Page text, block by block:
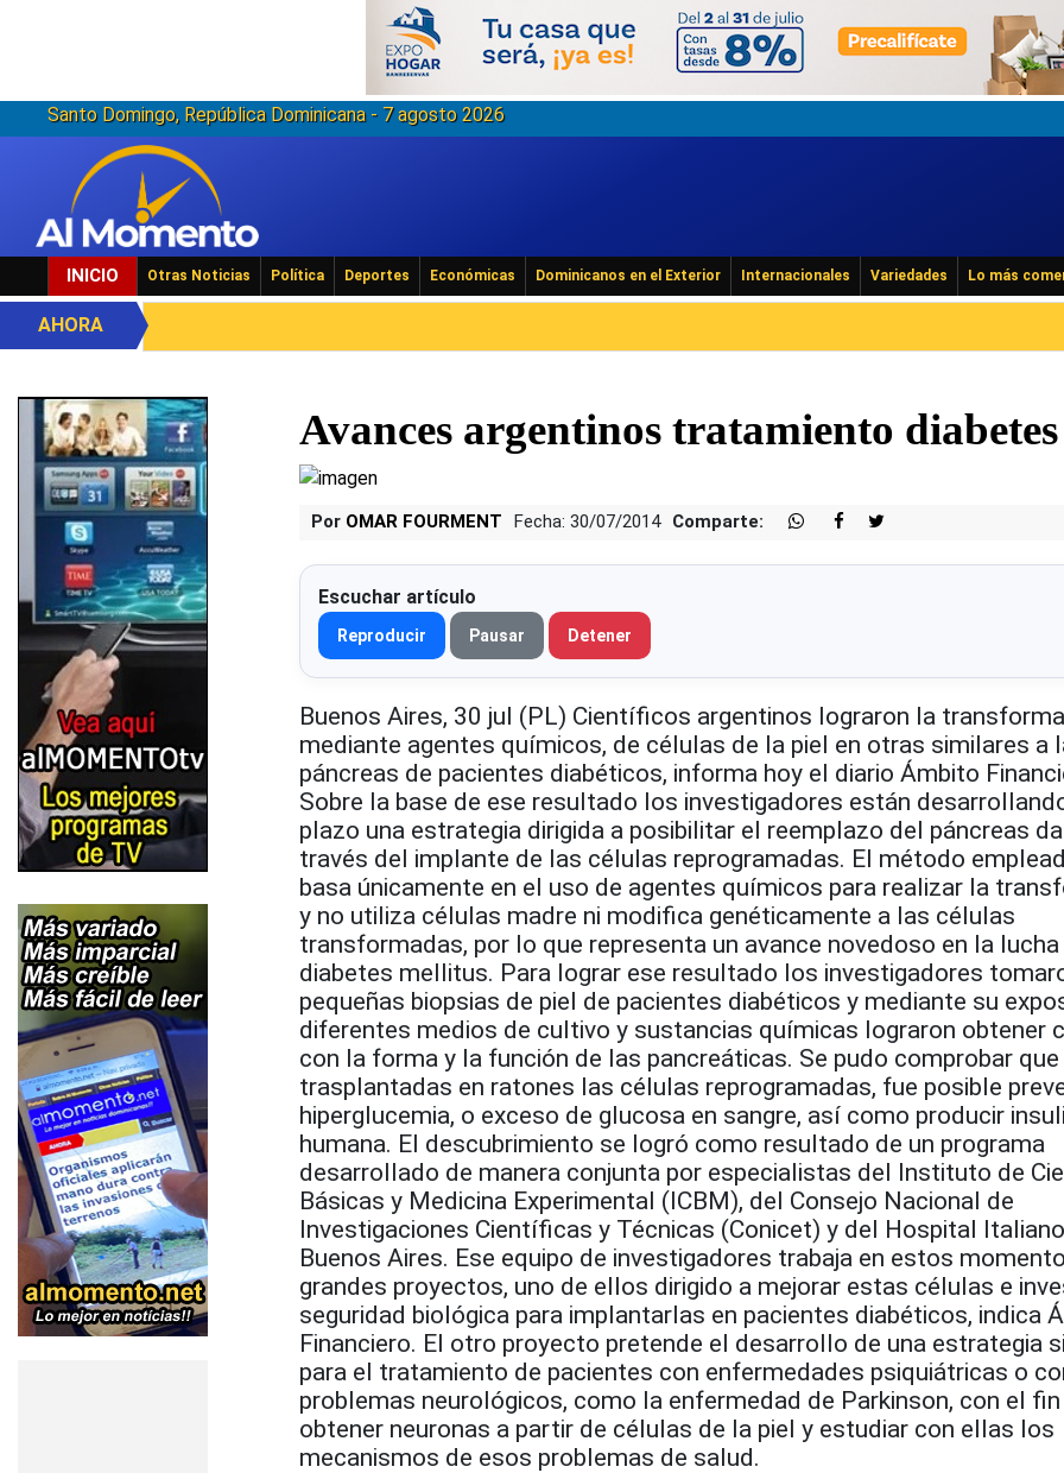
Santo Domingo, República Dominicana - 7 agosto 2026
INICIO Otras Noticias Política Deportes Económicas Dominicanos en el Exterior Internacionales Variedades Lo más
AHORA
Avances argentinos tratamiento diabetes
Por OMAR FOURMENT Fecha: 30/07/2014 Comparte:
Escuchar artículo
Reproducir Pausar Detener
Buenos Aires, 30 jul (PL) Científicos argentinos lograron la
mediante agentes químicos, de células de la piel en otras similares a
páncreas de pacientes diabéticos, informa hoy el diario Ámbito
Sobre la base de ese resultado los investigadores están
plazo una estrategia dirigida a posibilitar el reemplazo del páncreas
través del implante de las células reprogramadas. El método
basa únicamente en el uso de agentes químicos para realizar la
y no utiliza células madre ni modifica genéticamente a las células
transformadas, por lo que representa un avance novedoso en la
diabetes mellitus. Para lograr ese resultado los investigadores
pequeñas biopsias de piel de pacientes diabéticos y mediante su
diferentes medios de cultivo y sustancias químicas lograron obtener
con la forma y la función de las pancreáticas. Se pudo comprobar
trasplantadas en ratones las células reprogramadas, fue posible
hiperglucemia, o exceso de glucosa en sangre, así como producir
humana. El descubrimiento se logró como resultado de un programa
desarrollado de manera conjunta por especialistas del Instituto de
Básicas y Medicina Experimental (ICBM), del Consejo Nacional de
Investigaciones Científicas y Técnicas (Conicet) y del Hospital
Buenos Aires. Ese equipo de investigadores trabaja en estos
grandes proyectos, uno de ellos dirigido a mejorar estas células e
seguridad biológica para implantarlas en pacientes diabéticos, indica
Financiero. El otro proyecto pretende el desarrollo de una estrategia
para el tratamiento de pacientes con enfermedades psiquiátricas o
problemas neurológicos, como la enfermedad de Parkinson, con el
obtener neuronas a partir de células de la piel y estudiar con ellas los
mecanismos de esos problemas de salud.